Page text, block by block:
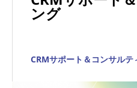
ング
CRMサポート＆コンサルテ